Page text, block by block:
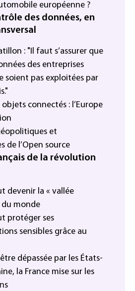
européenne ?
des données, en
: "Il faut s’assurer que
des entreprises
soient pas exploitées par
connectés : l’Europe
et
de l’Open source
de la révolution
devenir la « vallée
monde
protéger ses
sensibles grâce au
dépassée par les États-
la France mise sur les